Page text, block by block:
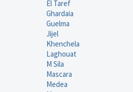
El Taref
Ghardaia
Guelma
Jijel
Khenchela
Laghouat
M Sila
Mascara
Medea